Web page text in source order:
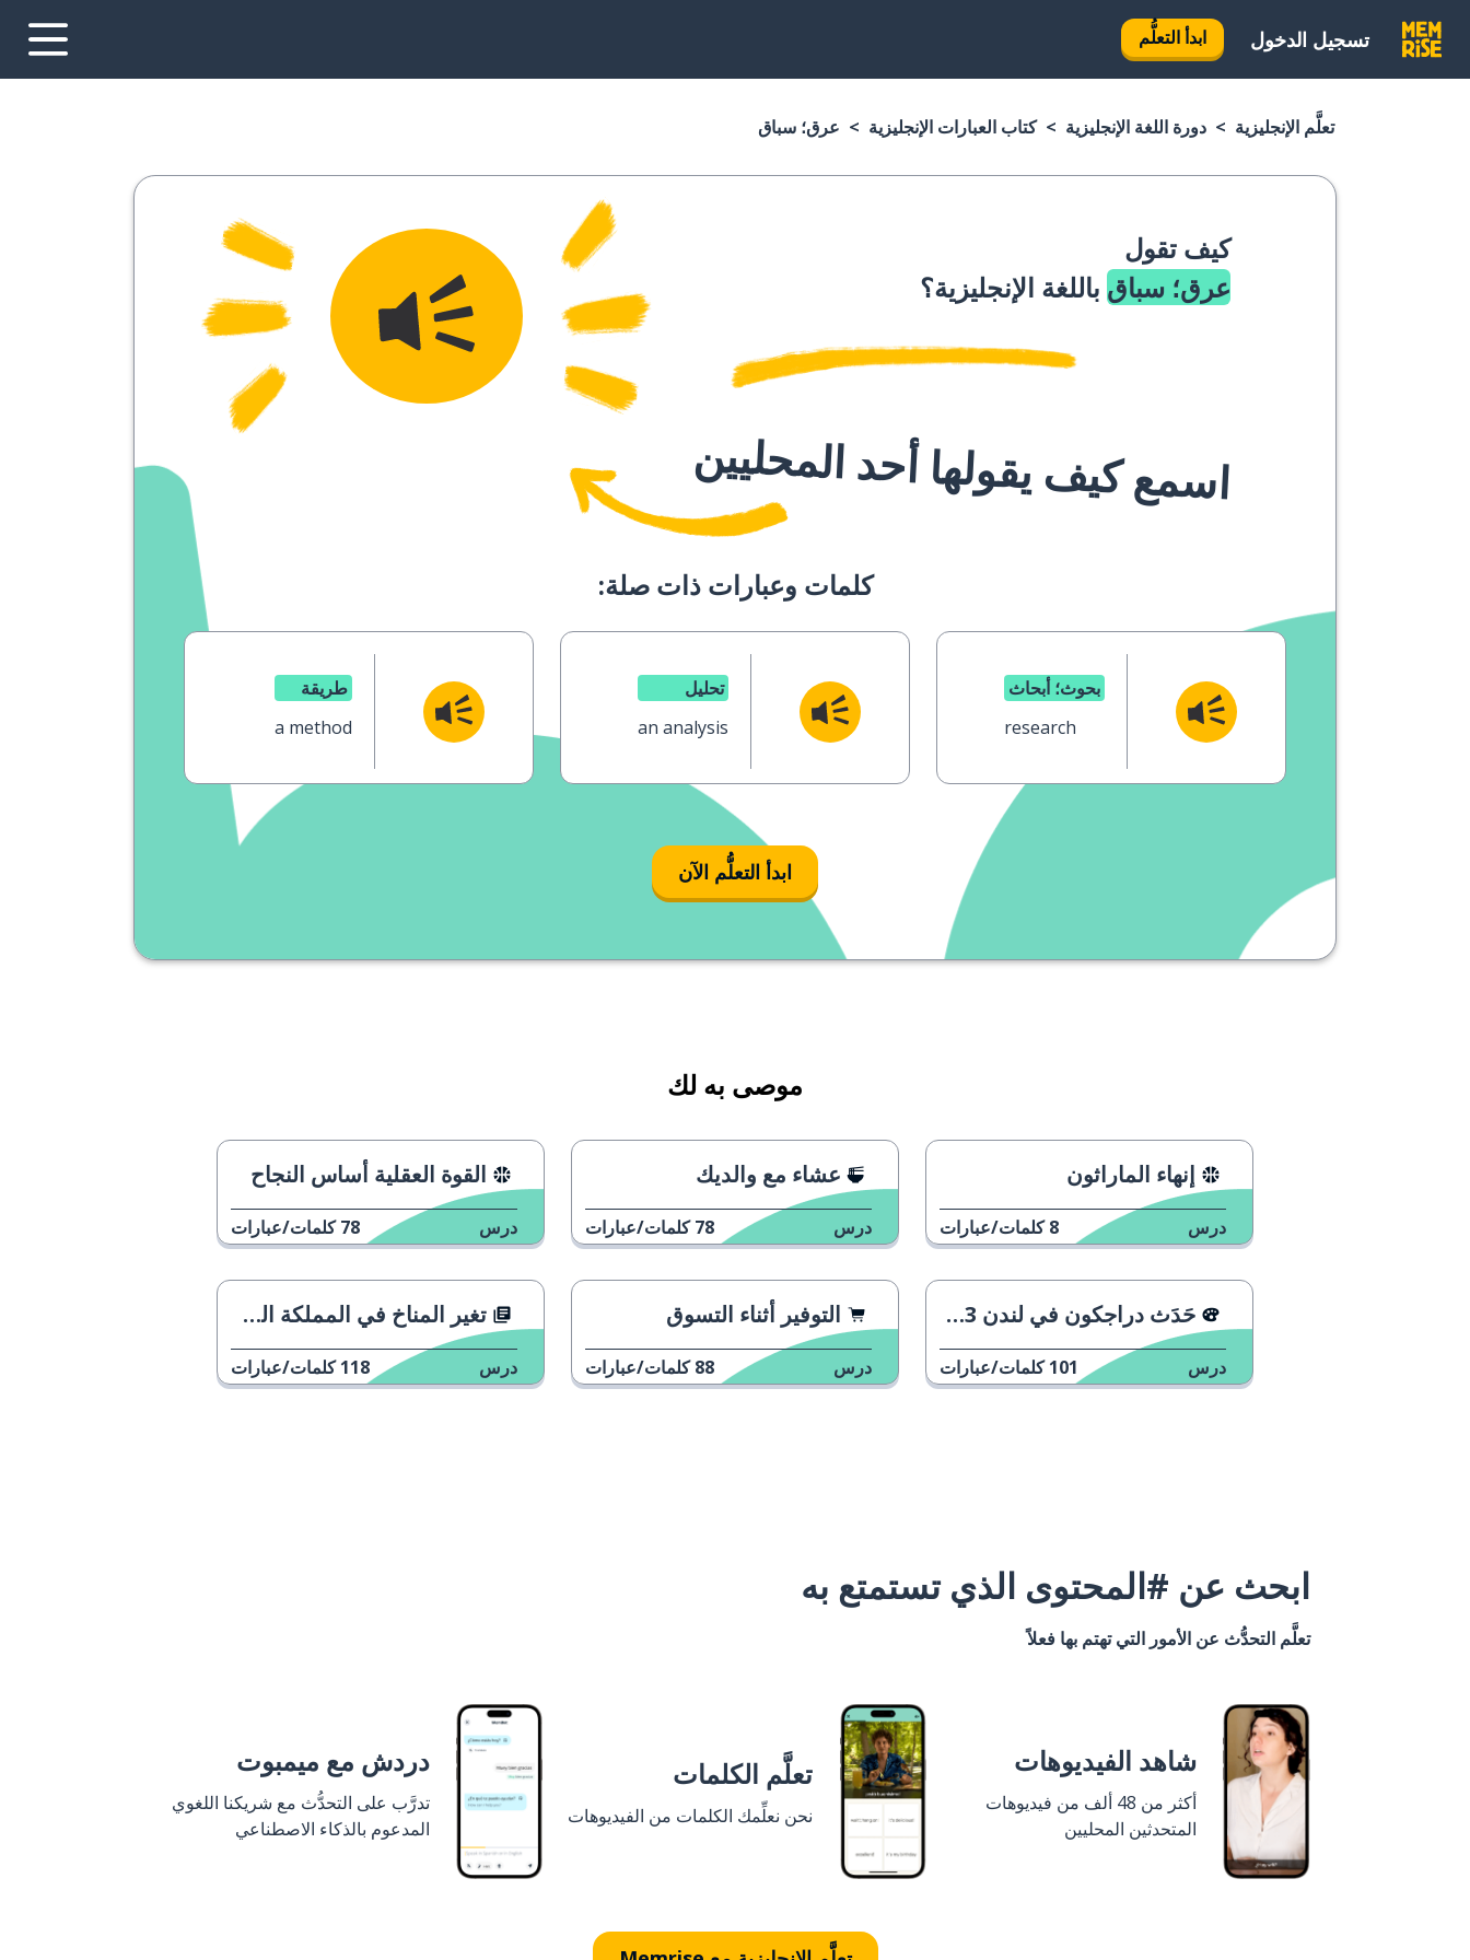
تسجيل الدخول ابدأ التعلُّم
تعلَّم الإنجليزية دورة اللغة الإنجليزية كتاب العبارات الإنجليزية عرق؛ سباق
كيف تقول
عرق؛ سباق باللغة الإنجليزية؟
اسمع كيف يقولها أحد المحليين
كلمات وعبارات ذات صلة:
بحوث؛ أبحاث
research
تحليل
an analysis
طريقة
a method
ابدأ التعلُّم الآن
موصى به لك
إنهاء الماراثون
درس 8 كلمات/عبارات
عشاء مع والديك
درس 78 كلمات/عبارات
القوة العقلية أساس النجاح
درس 78 كلمات/عبارات
حَدَث دراجكون في لندن 2023
درس 101 كلمات/عبارات
التوفير أثناء التسوق
درس 88 كلمات/عبارات
تغير المناخ في المملكة المتحدة
درس 118 كلمات/عبارات
ابحث عن #المحتوى الذي تستمتع به
تعلَّم التحدُّث عن الأمور التي تهتم بها فعلاً
شاهد الفيديوهات
أكثر من 48 ألف من فيديوهات
المتحدثين المحليين
تعلَّم الكلمات
نحن نعلِّمك الكلمات من الفيديوهات
دردش مع ميمبوت
تدرَّب على التحدُّث مع شريكنا اللغوي
المدعوم بالذكاء الاصطناعي